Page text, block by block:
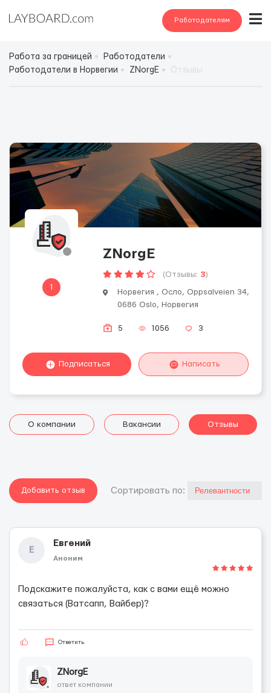
Работодателям
Работа за границей
Работодатели
Работодатели в Норвегии
ZNorgE
1
ZNorgE
(Отзывы: 3)
Норвегия , Осло, Oppsalveien 34,
0686 Oslo, Норвегия
5 1056 3
Подписаться Написать
О компании Вакансии Отзывы
Добавить отзыв Cортировать по:
Е
Евгений
Аноним
Подскажите пожалуйста, как с вами ещё можно
связаться (Ватсапп, Вайбер)?
Ответить
ZNorgE
ответ компании